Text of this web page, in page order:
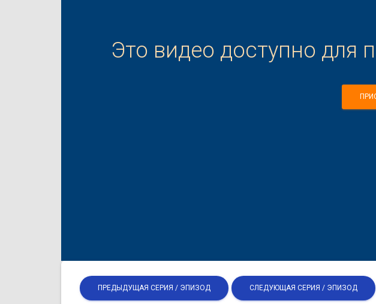
Это видео доступно для
ПРЕДЫДУЩАЯ СЕРИЯ / ЭПИЗОД СЛЕДУЮЩАЯ СЕРИЯ / ЭПИЗОД